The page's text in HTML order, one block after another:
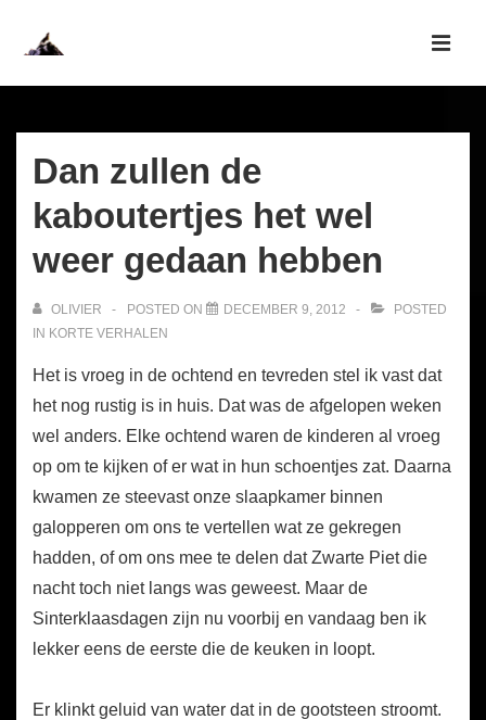
Content
Navigation
Dan zullen de
kaboutertjes het wel
weer gedaan hebben
OLIVIER POSTED ON DECEMBER 9, 2012
POSTED
IN KORTE VERHALEN
Het is vroeg in de ochtend en tevreden stel ik vast dat
het nog rustig is in huis. Dat was de afgelopen weken
wel anders. Elke ochtend waren de kinderen al vroeg
op om te kijken of er wat in hun schoentjes zat. Daarna
kwamen ze steevast onze slaapkamer binnen
galopperen om ons te vertellen wat ze gekregen
hadden, of om ons mee te delen dat Zwarte Piet die
nacht toch niet langs was geweest. Maar de
Sinterklaasdagen zijn nu voorbij en vandaag ben ik
lekker eens de eerste die de keuken in loopt.
Er klinkt geluid van water dat in de gootsteen stroomt.